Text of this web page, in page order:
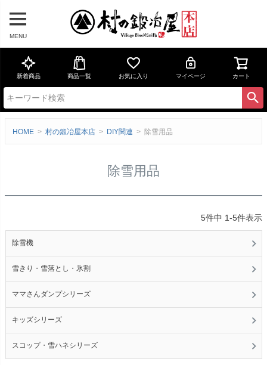
MENU
新着商品 商品一覧 お気に入り マイページ カート
HOME 村の鍛冶屋本店 DIY関連 除雪用品
除雪用品
5件中 1-5件表示
除雪機
雪きり・雪落とし・氷割
ママさんダンプシリーズ
キッズシリーズ
スコップ・雪ハネシリーズ